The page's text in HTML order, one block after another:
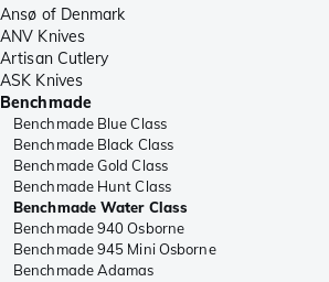
Ansø of Denmark
ANV Knives
Artisan Cutlery
ASK Knives
Benchmade
Benchmade Blue Class
Benchmade Black Class
Benchmade Gold Class
Benchmade Hunt Class
Benchmade Water Class
Benchmade 940 Osborne
Benchmade 945 Mini Osborne
Benchmade Adamas